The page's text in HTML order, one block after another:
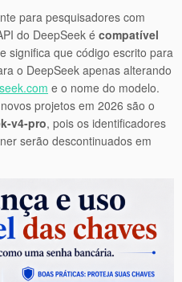
para pesquisadores com
do DeepSeek é compatível
significa que código escrito para
o DeepSeek apenas alterando
e o nome do modelo.
projetos em 2026 são o
v4-pro, pois os identificadores
serão descontinuados em